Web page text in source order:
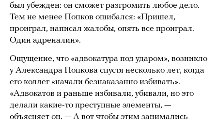
был убежден: он сможет разгромить любое дело.
Тем не менее Попков ошибался: «Пришел,
проиграл, написал жалобы, опять все проиграл.
Один адреналин».
Ощущение, что «адвокатура под ударом», возникло
у Александра Попкова спустя несколько лет, когда
его коллег «начали безнаказанно избивать».
«Адвокатов и раньше избивали, убивали, но это
делали какие-то преступные элементы, —
объясняет он. — А вот чтобы этим занимались